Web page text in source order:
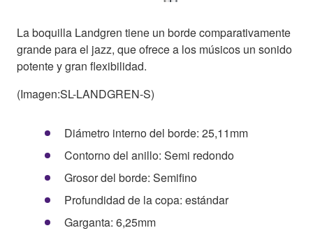
La boquilla Landgren tiene un borde comparativamente
grande para el jazz, que ofrece a los músicos un sonido
potente y gran flexibilidad.
(Imagen:SL-LANDGREN-S)
Diámetro interno del borde: 25,11mm
Contorno del anillo: Semi redondo
Grosor del borde: Semifino
Profundidad de la copa: estándar
Garganta: 6,25mm